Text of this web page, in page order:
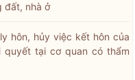
đất, nhà ở
hôn, hủy việc kết hôn của
tại cơ quan có thẩm